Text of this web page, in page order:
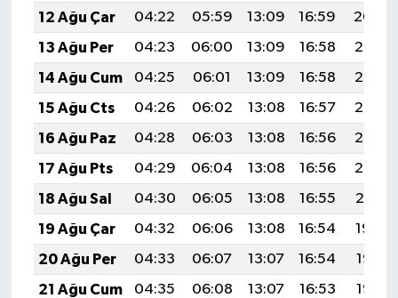
12 Ağu Çar
04:22 05:59 13:09 16:59
20:09
13 Ağu Per
04:23 06:00 13:09 16:58
20:07
14 Ağu Cum
04:25 06:01 13:09 16:58
20:06
15 Ağu Cts
04:26 06:02 13:08 16:57
20:05
16 Ağu Paz
04:28 06:03 13:08 16:56
20:03
17 Ağu Pts
04:29 06:04 13:08 16:56
20:02
18 Ağu Sal
04:30 06:05 13:08 16:55
20:01
19 Ağu Çar
04:32 06:06 13:08 16:54
19:59
20 Ağu Per
04:33 06:07 13:07 16:54
19:58
21 Ağu Cum
04:35 06:08 13:07 16:53
19:56